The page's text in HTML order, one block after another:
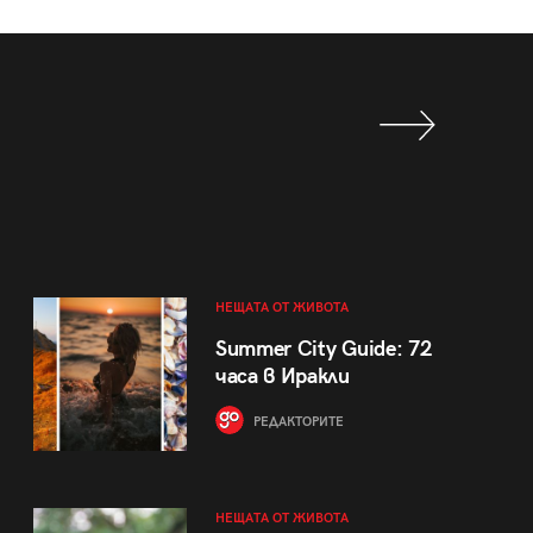
НЕЩАТА ОТ ЖИВОТА
Summer City Guide: 72
часа в Иракли
РЕДАКТОРИТЕ
НЕЩАТА ОТ ЖИВОТА